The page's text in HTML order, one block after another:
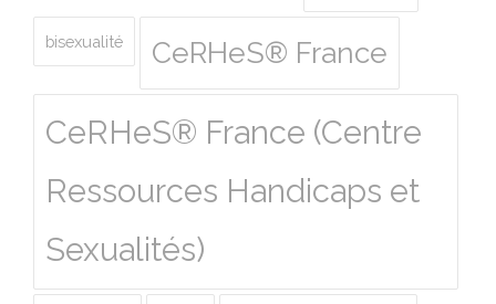
bisexualité CeRHeS® France
CeRHeS® France (Centre
Ressources Handicaps et
Sexualités)